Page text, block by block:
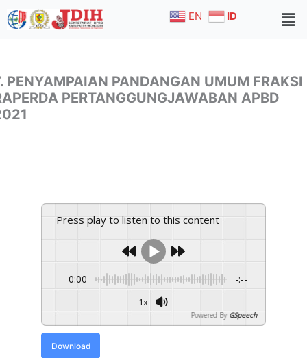
to
EN ID
PENYAMPAIAN PANDANGAN UMUM FRAKSI
PERTANGGUNGJAWABAN APBD
Press play to listen to this content
0:00 -:--
1x
Powered By GSpeech
Download